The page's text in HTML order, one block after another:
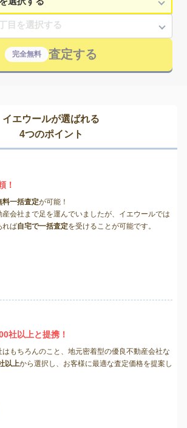
完全無料 査定する
イエウールが選ばれる
4つのポイント
！
料一括査定が可能！
会社まで足を運んでいましたが、イエウールでは
れば自宅で一括査定を受けることが可能です。
社以上と提携！
はもちろんのこと、地元密着型の優良不動産会社な
以上から選択し、お客様に最適な査定価格を提案し